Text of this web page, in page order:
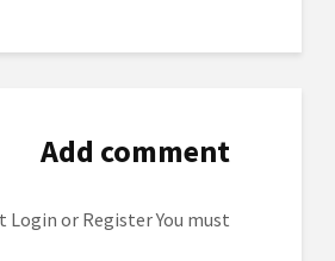
Add comment
You must
Register
Login